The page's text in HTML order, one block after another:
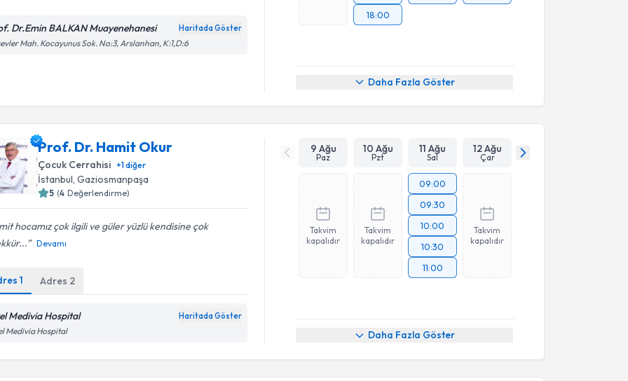
Dr.Emin BALKAN Muayenehanesi Haritada Göster
Mah. Kocayunus Sok. No:3, Arslanhan, K:1,D:6
18:00
Daha Fazla Göster
Prof. Dr. Hamit Okur
Çocuk Cerrahisi +1diğer
İstanbul, Gaziosmanpaşa
5 (4 Değerlendirme)
hocamız çok ilgili ve güler yüzlü kendisine çok
Devamı
1 Adres 2
Medivia Hospital Haritada Göster
Medivia Hospital
9 Ağu
Paz
10 Ağu
Pzt
11 Ağu
Sal
12 Ağu
Çar
Takvim
kapalıdır
Takvim
kapalıdır
09:00
09:30
10:00
10:30
11:00
Takvim
kapalıdır
Daha Fazla Göster
Randevu Takvimi Talebi